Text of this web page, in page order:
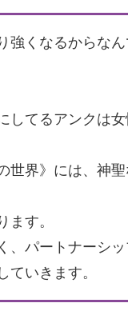
強くなるからな
してるアンクは
世界》には、神
ます。
、パートナーシ
ていきます。